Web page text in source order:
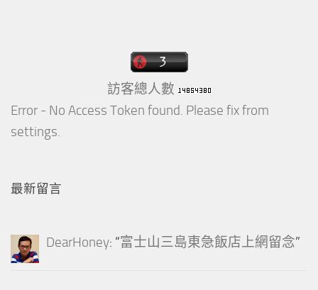
訪客總人數
Error - No Access Token found. Please fix from
settings.
最新留言
DearHoney: “富士山三島東急飯店上網留念”